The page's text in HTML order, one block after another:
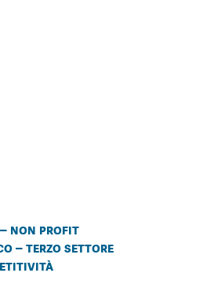
non profit
– terzo settore